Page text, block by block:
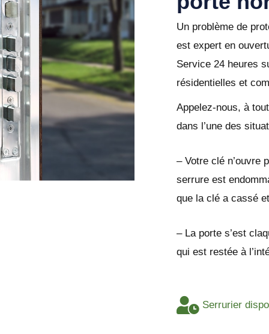
Un problème de
est expert en
Service 24 heures
résidentielles et
Appelez-nous, à
dans l’une des
– Votre clé n’ouvre
serrure est
que la clé a cassé
– La porte s’est
qui est restée à
Serrurier